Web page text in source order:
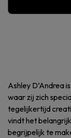
Ashley D’Andrea
waar zij zich
tegelijkertijd
vindt het
begrijpelijk te